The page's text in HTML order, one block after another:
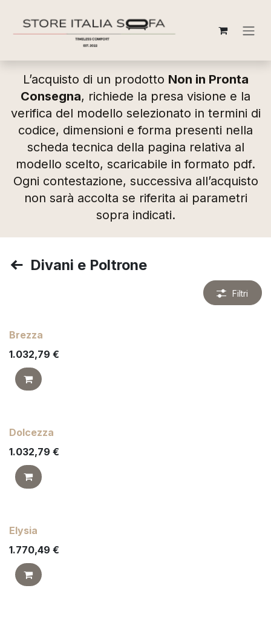
L’acquisto di un prodotto Non in Pronta
Consegna, richiede la presa visione e la
verifica del modello selezionato in termini di
codice, dimensioni e forma presenti nella
scheda tecnica della pagina relativa al
modello scelto, scaricabile in formato pdf.
Ogni contestazione, successiva all’acquisto
non sarà accolta se riferita ai parametri
sopra indicati.
Divani e Poltrone
Filtri
Brezza
1.032,79 €
Dolcezza
1.032,79 €
Elysia
1.770,49 €